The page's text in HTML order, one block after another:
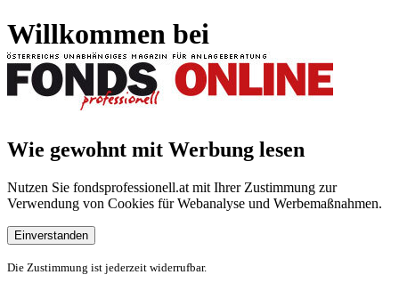
Willkommen bei
Wie gewohnt mit Werbung lesen
Nutzen Sie fondsprofessionell.at mit Ihrer Zustimmung zur
Verwendung von Cookies für Webanalyse und Werbemaßnahmen.
Einverstanden
Die Zustimmung ist jederzeit widerrufbar.